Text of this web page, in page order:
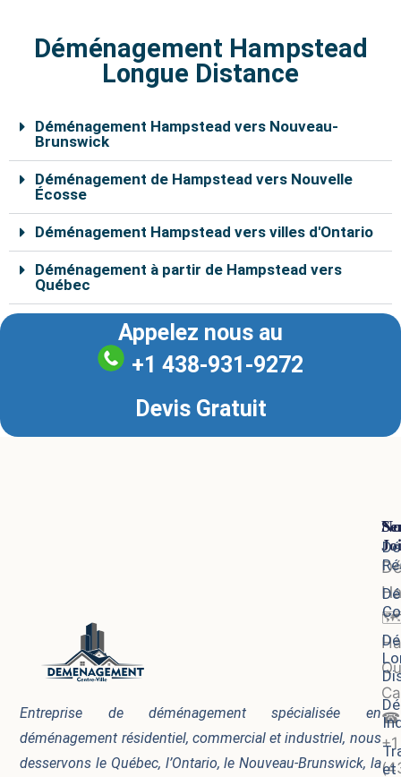
Déménagement Hampstead
Longue Distance
Déménagement Hampstead vers Nouveau-
Brunswick
Déménagement de Hampstead vers Nouvelle
Écosse
Déménagement Hampstead vers villes d'Ontario
Déménagement à partir de Hampstead vers
Québec
Appelez nous au
+1 438-931-9272
Devis Gratuit
Entreprise de déménagement spécialisée en
déménagement résidentiel, commercial et industriel, nous
desservons le Québec, l’Ontario, le Nouveau-Brunswick, laet
🗺️
☎
+1